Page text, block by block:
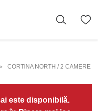
> CORTINA NORTH / 2 CAMERE
este disponibilă.